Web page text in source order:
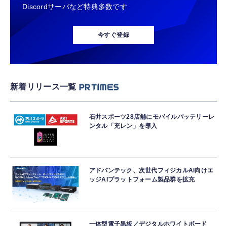
Discordサーバなど特典多数です
今すぐ登録
新着リリース一覧
石井スポーツ28店舗にモバイルバッテリーレ
ンタル「充レン」を導入
アドバンテック、次世代フィジカルAI向けエ
ッジAIプラットフォーム製品群を拡充
一体型電子黒板／デジタルホワイトボード